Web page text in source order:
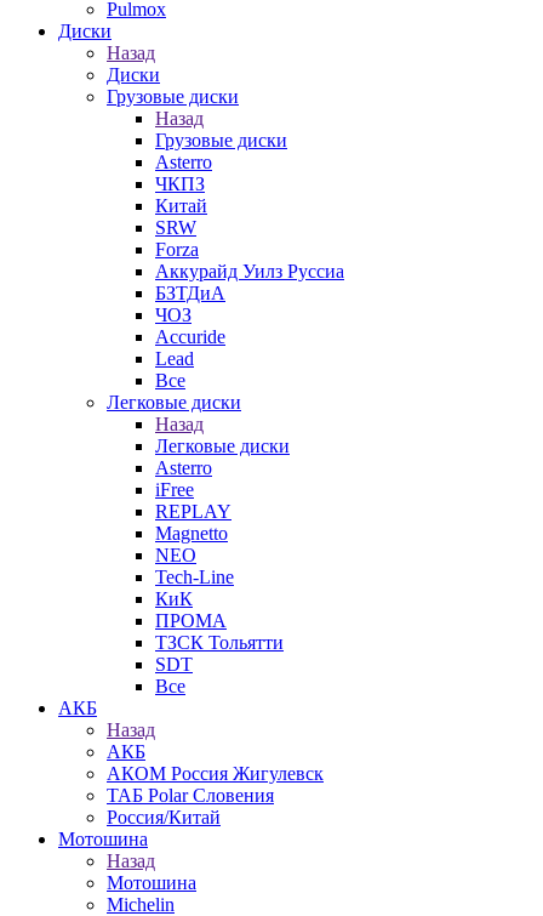
Pulmox
Диски
Назад
Диски
Грузовые диски
Назад
Грузовые диски
Asterro
ЧКПЗ
Китай
SRW
Forza
Аккурайд Уилз Руссиа
БЗТДиА
ЧОЗ
Accuride
Lead
Все
Легковые диски
Назад
Легковые диски
Asterro
iFree
REPLAY
Magnetto
NEO
Tech-Line
КиК
ПРОМА
ТЗСК Тольятти
SDT
Все
АКБ
Назад
АКБ
АКОМ Россия Жигулевск
ТАБ Polar Словения
Россия/Китай
Мотошина
Назад
Мотошина
Michelin